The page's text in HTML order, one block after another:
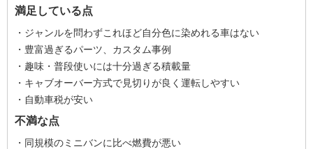
満足している点
・ジャンルを問わずこれほど自分色に染めれる車はない
・豊富過ぎるパーツ、カスタム事例
・趣味・普段使いには十分過ぎる積載量
・キャブオーバー方式で見切りが良く運転しやすい
・自動車税が安い
不満な点
・同規模のミニバンに比べ燃費が悪い